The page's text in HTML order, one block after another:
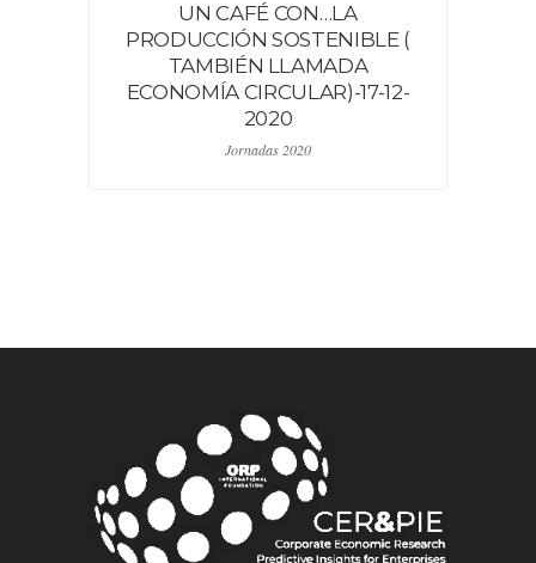
UN CAFÉ CON…LA
PRODUCCIÓN SOSTENIBLE (
TAMBIÉN LLAMADA
ECONOMÍA CIRCULAR)-17-12-
2020
Jornadas 2020